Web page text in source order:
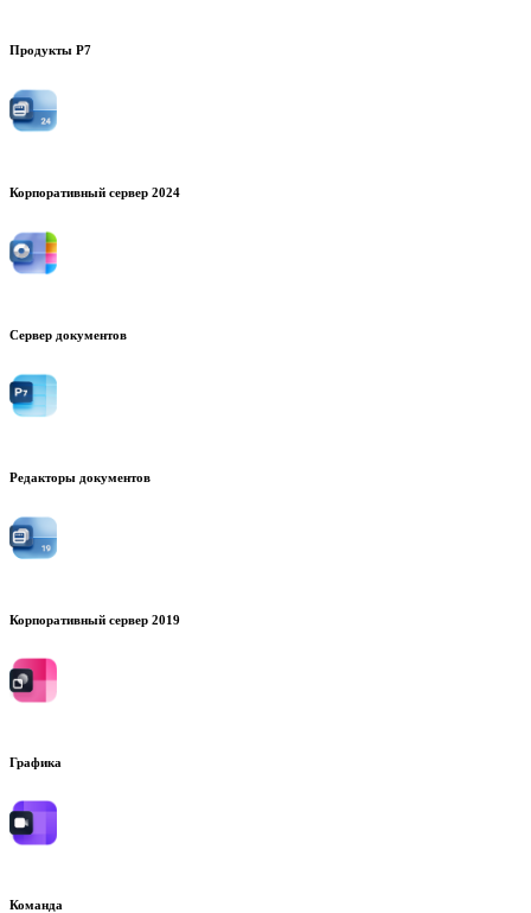
Продукты Р7
Корпоративный сервер 2024
Сервер документов
Редакторы документов
Корпоративный сервер 2019
Графика
Команда